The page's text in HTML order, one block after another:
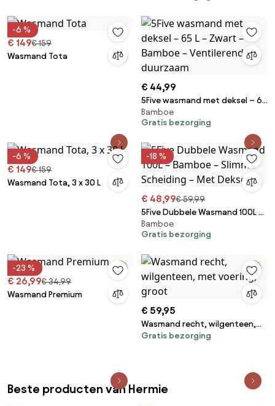
-6 %
€ 149€ 159
Wasmand Tota
€ 44,99
5Five wasmand met deksel – 65
L – Zwart – Bamboe –
Ventilerend en duurzaam
Bamboe
Gratis bezorging
-6 %
€ 149€ 159
Wasmand Tota, 3 x 30 L
-18 %
€ 48,99€ 59,99
5Five Dubbele Wasmand 100L –
Bamboe – Slimme Scheiding –
Met Deksel
Bamboe
Gratis bezorging
-23 %
€ 26,99€ 34,99
Wasmand Premium
€ 59,95
Wasmand recht, wilgenteen,
met voering, groot
Gratis bezorging
Beste producten van Hermie